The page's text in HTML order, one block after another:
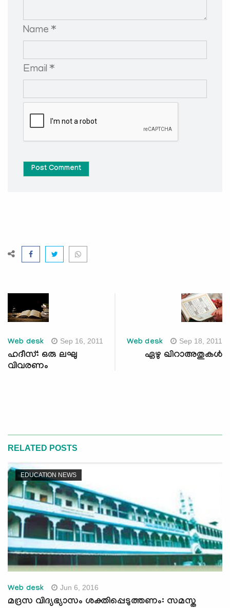
Name *
Email *
Post Comment
Web desk Sep 16, 2011
ഹദീസ്: ഒരു ലഘു
വിവരണം
Web desk Sep 18, 2011
ഏഴു ഖിറാഅതുകള്‍
RELATED POSTS
EDUCATION NEWS
Web desk Jun 6, 2016
മദ്രസ വിദ്യഭ്യാസം ശക്തിപ്പെടുത്തണം: സമസ്ത